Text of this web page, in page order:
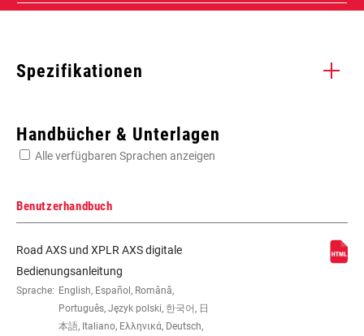
Spezifikationen
KETTENBLATT-VERSATZ
KETTENTECHNOLOGIE
Handbücher & Unterlagen
Alle verfügbaren Sprachen anzeigen
Benutzerhandbuch
Road AXS und XPLR AXS digitale
Bedienungsanleitung
Sprache: English, Español, Română,
Português, Język polski, 한국어, 日
本語, Italiano, Ελληνικά, Deutsch,